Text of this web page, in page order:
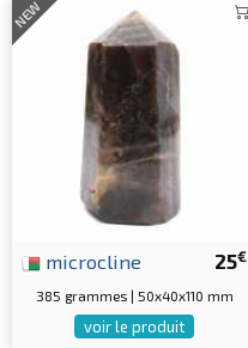
NEW
25€
microcline
385 grammes | 50x40x110 mm
voir le produit